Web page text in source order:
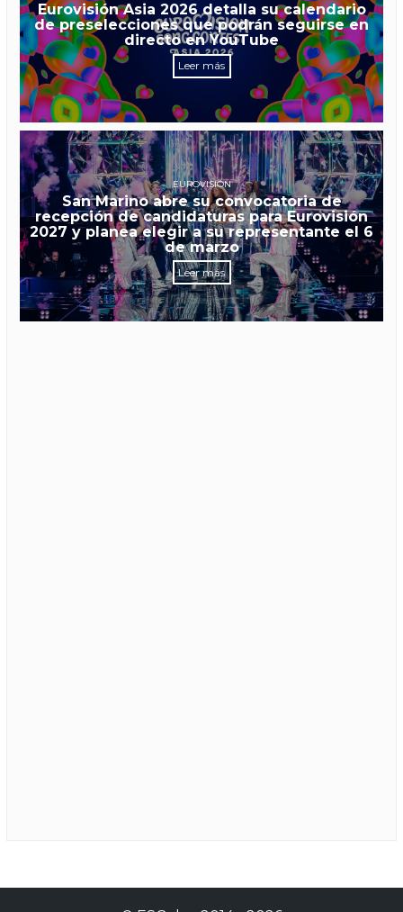
Eurovisión Asia 2026 detalla su calendario
de preselecciones que podrán seguirse en
directo en YouTube
Leer más
EUROVISIÓN
San Marino abre su convocatoria de
recepción de candidaturas para Eurovisión
2027 y planea elegir a su representante el 6
de marzo
Leer más